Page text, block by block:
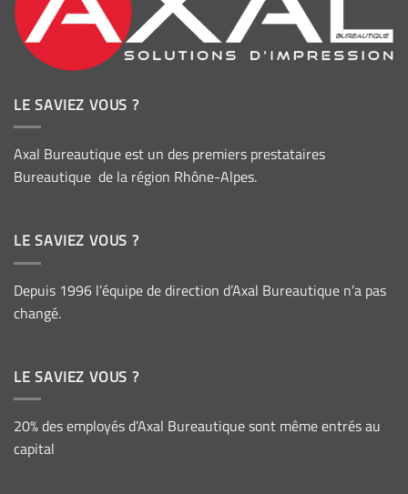
LE SAVIEZ VOUS ?
Axal Bureautique est un des premiers prestataires
Bureautique de la région Rhône-Alpes.
LE SAVIEZ VOUS ?
Depuis 1996 l’équipe de direction d’Axal Bureautique n’a pas
changé.
LE SAVIEZ VOUS ?
20% des employés d’Axal Bureautique sont même entrés au
capital